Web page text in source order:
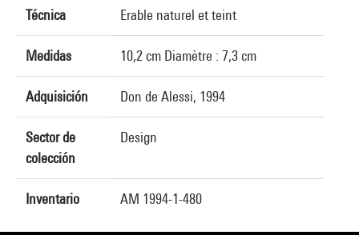
Técnica Erable naturel et teint
Medidas 10,2 cm Diamètre : 7,3 cm
Adquisición Don de Alessi, 1994
Sector de
colección
Design
Inventario AM 1994-1-480